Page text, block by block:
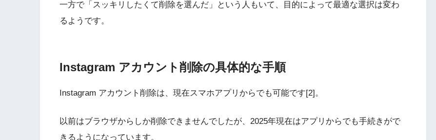
一方で「スッキリしたくて削除を選んだ」という人もいて、目的によって最適な選択は変わ
るようです。
Instagram アカウント削除の具体的な手順
Instagram アカウント削除は、現在スマホアプリからでも可能です[2]。
以前はブラウザからしか削除できませんでしたが、2025年現在はアプリからでも手続きがで
きるようになっています。